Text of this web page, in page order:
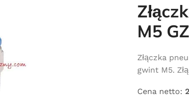
M5 GZ
Złączka
gwint M5.
Cena netto: